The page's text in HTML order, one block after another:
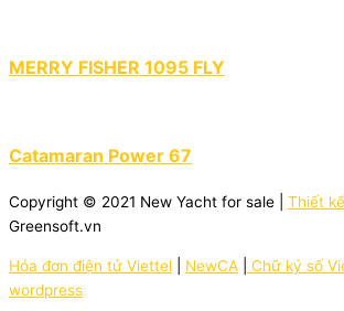
MERRY FISHER 1095 FLY
Catamaran Power 67
Copyright © 2021 New Yacht for sale | Thiết
Greensoft.vn
Hóa đơn điện tử Viettel NewCA Chữ ký số
wordpress